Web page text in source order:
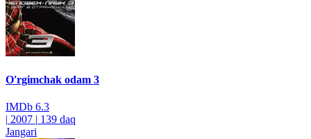
O'rgimchak odam 3
IMDb 6.3
| 2007 | 139 daq
Jangari